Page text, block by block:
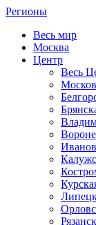
Регионы
Весь мир
Москва
Центр
Весь